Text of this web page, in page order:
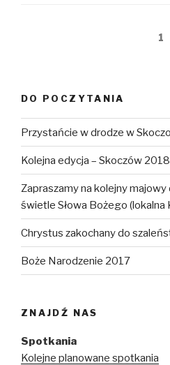
1
DO POCZYTANIA
Przystańcie w drodze w
Kolejna edycja – Skoczów 2018
Zapraszamy na kolejny majowy
świetle Słowa Bożego (lokalna
Chrystus zakochany do
Boże Narodzenie 2017
ZNAJDŹ NAS
Spotkania
Kolejne planowane spotkania